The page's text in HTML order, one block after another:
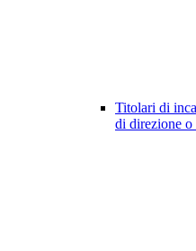
Titolari di
di direzione